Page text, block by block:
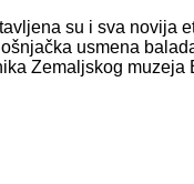
su i sva novija
usmena
Zemaljskog muzeja